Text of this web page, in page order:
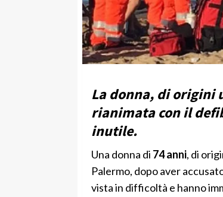
La donna, di origini
rianimata con il
inutile.
Una donna di 74 anni, di
Palermo, dopo aver
vista in difficoltà e hanno